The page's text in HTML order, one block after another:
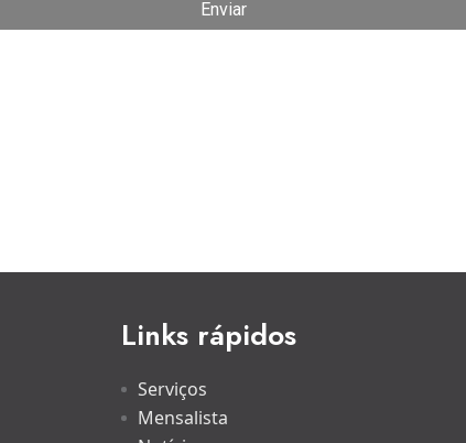
Links rápidos
Serviços
Mensalista